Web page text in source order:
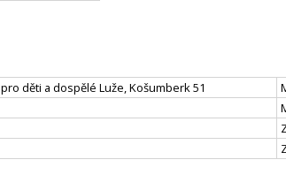
děti a dospělé Luže, Košumberk 51